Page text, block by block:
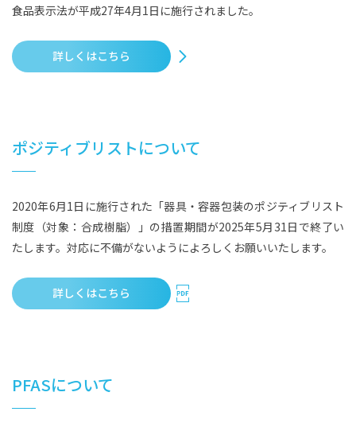
食品表示法が平成27年4月1日に施行されました。
詳しくはこちら
ポジティブリストについて
2020年6月1日に施行された「器具・容器包装のポジティブリスト
制度（対象：合成樹脂）」の措置期間が2025年5月31日で終了い
たします。対応に不備がないようによろしくお願いいたします。
詳しくはこちら
PFASについて